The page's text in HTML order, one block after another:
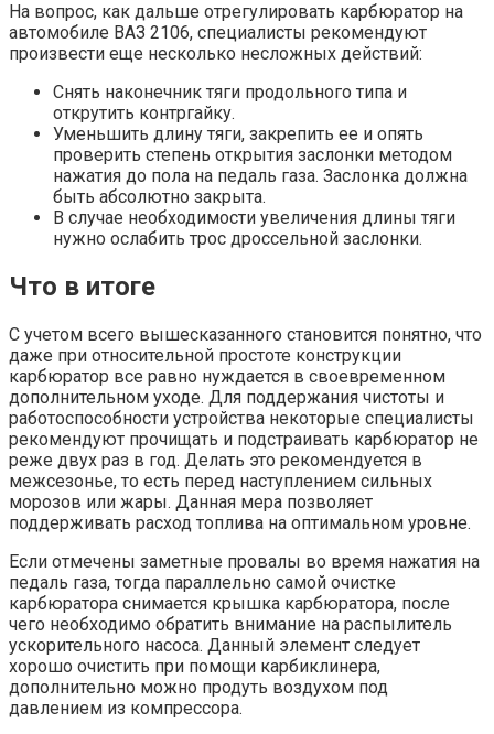
На вопрос, как дальше отрегулировать карбюратор на
автомобиле ВАЗ 2106, специалисты рекомендуют
произвести еще несколько несложных действий:
Снять наконечник тяги продольного типа и
открутить контргайку.
Уменьшить длину тяги, закрепить ее и опять
проверить степень открытия заслонки методом
нажатия до пола на педаль газа. Заслонка должна
быть абсолютно закрыта.
В случае необходимости увеличения длины тяги
нужно ослабить трос дроссельной заслонки.
Что в итоге
С учетом всего вышесказанного становится понятно, что
даже при относительной простоте конструкции
карбюратор все равно нуждается в своевременном
дополнительном уходе. Для поддержания чистоты и
работоспособности устройства некоторые специалисты
рекомендуют прочищать и подстраивать карбюратор не
реже двух раз в год. Делать это рекомендуется в
межсезонье, то есть перед наступлением сильных
морозов или жары. Данная мера позволяет
поддерживать расход топлива на оптимальном уровне.
Если отмечены заметные провалы во время нажатия на
педаль газа, тогда параллельно самой очистке
карбюратора снимается крышка карбюратора, после
чего необходимо обратить внимание на распылитель
ускорительного насоса. Данный элемент следует
хорошо очистить при помощи карбиклинера,
дополнительно можно продуть воздухом под
давлением из компрессора.